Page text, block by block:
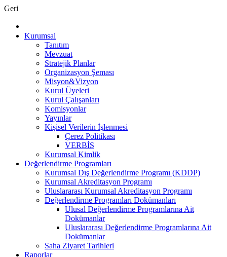
Geri
Kurumsal
Tanıtım
Mevzuat
Stratejik Planlar
Organizasyon Şeması
Misyon&Vizyon
Kurul Üyeleri
Kurul Çalışanları
Komisyonlar
Yayınlar
Kişisel Verilerin İşlenmesi
Çerez Politikası
VERBİS
Kurumsal Kimlik
Değerlendirme Programları
Kurumsal Dış Değerlendirme Programı (KDDP)
Kurumsal Akreditasyon Programı
Uluslararası Kurumsal Akreditasyon Programı
Değerlendirme Programları Dokümanları
Ulusal Değerlendirme Programlarına Ait
Dokümanlar
Uluslararası Değerlendirme Programlarına Ait
Dokümanlar
Saha Ziyaret Tarihleri
Raporlar